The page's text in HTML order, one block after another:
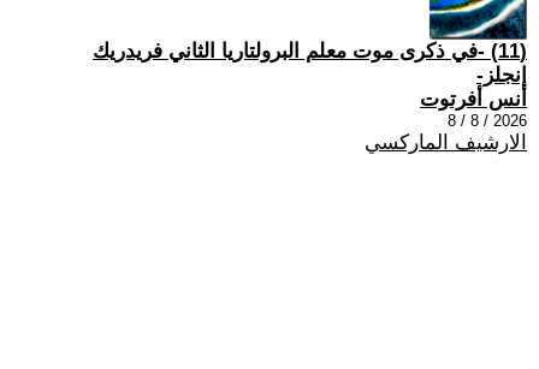
(11) -في ذكرى موت معلم البرولتاريا الثاني فريدريك
إنجلز-
أنس أفرتوت
2026 / 8 / 8
الارشيف الماركسي